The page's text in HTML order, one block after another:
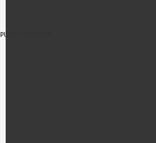
PUNT OCUPACIÓ